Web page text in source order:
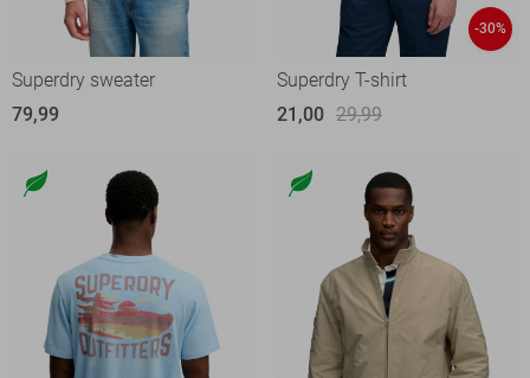
Superdry sweater
79,99
-30%
Superdry T-shirt
21,00 29,99